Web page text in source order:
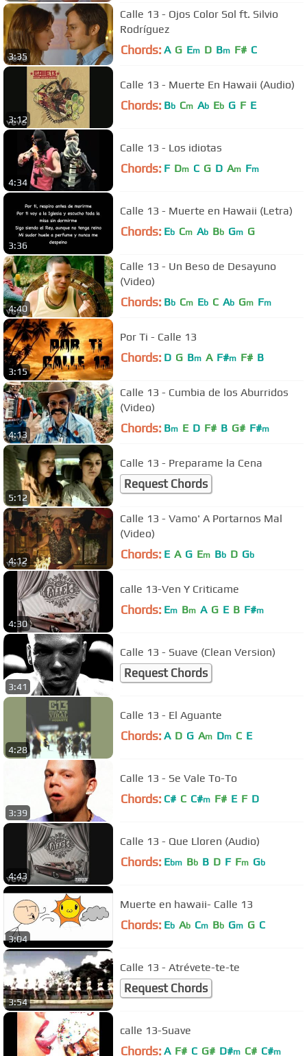
3:35
Calle 13 - Ojos Color Sol ft. Silvio
Rodríguez
Chords: A G Em D Bm F# C
3:12
Calle 13 - Muerte En Hawaii (Audio)
Chords: Bb Cm Ab Eb G F E
4:34
Calle 13 - Los idiotas
Chords: F Dm C G D Am Fm
3:36
Calle 13 - Muerte en Hawaii (Letra)
Chords: Eb Cm Ab Bb Gm G
4:40
Calle 13 - Un Beso de Desayuno
(Video)
Chords: Bb Cm Eb C Ab Gm Fm
3:15
Por Ti - Calle 13
Chords: D G Bm A F#m F# B
4:13
Calle 13 - Cumbia de los Aburridos
(Video)
Chords: Bm E D F# B G# F#m
5:12
Calle 13 - Preparame la Cena
Request Chords
4:12
Calle 13 - Vamo' A Portarnos Mal
(Video)
Chords: E A G Em Bb D Gb
4:30
calle 13-Ven Y Criticame
Chords: Em Bm A G E B F#m
3:41
Calle 13 - Suave (Clean Version)
Request Chords
4:28
Calle 13 - El Aguante
Chords: A D G Am Dm C E
3:39
Calle 13 - Se Vale To-To
Chords: C# C C#m F# E F D
4:43
Calle 13 - Que Lloren (Audio)
Chords: Ebm Bb B D F Fm Gb
3:04
Muerte en hawaii- Calle 13
Chords: Eb Ab Cm Bb Gm G C
3:54
Calle 13 - Atrévete-te-te
Request Chords
calle 13-Suave
Chords: A F# C G# D#m C# C#m